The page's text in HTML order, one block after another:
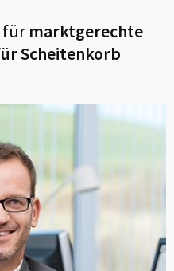
fürmarktgerechte
Scheitenkorb